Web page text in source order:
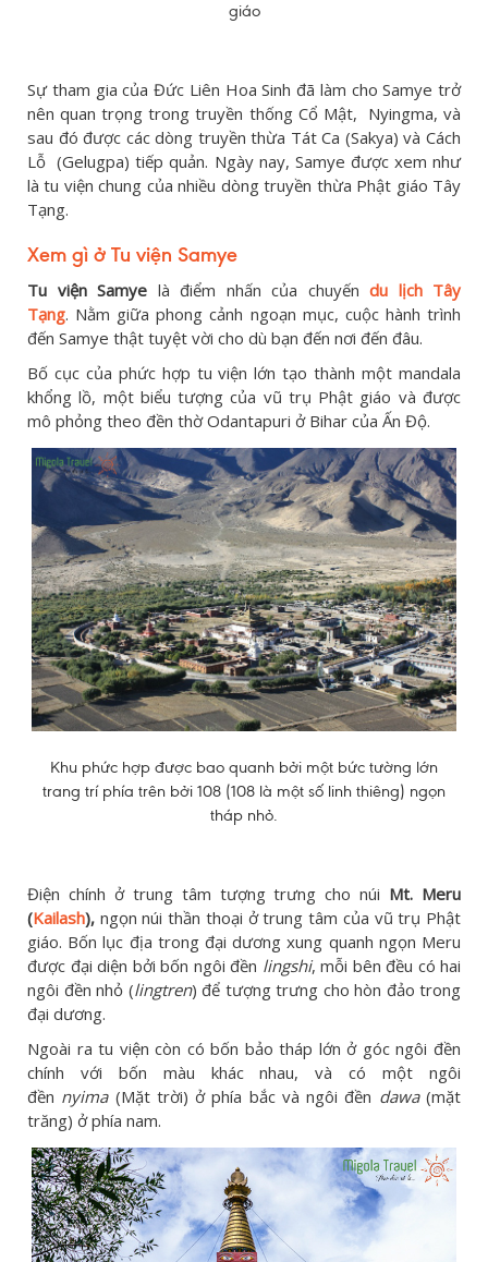
giáo
Sự tham gia của Đức Liên Hoa Sinh đã làm cho Samye trở
nên quan trọng trong truyền thống Cổ Mật, Nyingma, và
sau đó được các dòng truyền thừa Tát Ca (Sakya) và Cách
Lỗ (Gelugpa) tiếp quản. Ngày nay, Samye được xem như
là tu viện chung của nhiều dòng truyền thừa Phật giáo Tây
Tạng.
Xem gì ở Tu viện Samye
Tu viện Samye là điểm nhấn của chuyến du lịch Tây
Tạng. Nằm giữa phong cảnh ngoạn mục, cuộc hành trình
đến Samye thật tuyệt vời cho dù bạn đến nơi đến đâu.
Bố cục của phức hợp tu viện lớn tạo thành một mandala
khổng lồ, một biểu tượng của vũ trụ Phật giáo và được
mô phỏng theo đền thờ Odantapuri ở Bihar của Ấn Độ.
Khu phức hợp được bao quanh bởi một bức tường lớn
trang trí phía trên bởi 108 (108 là một số linh thiêng) ngọn
tháp nhỏ.
Điện chính ở trung tâm tượng trưng cho núi Mt. Meru
(Kailash), ngọn núi thần thoại ở trung tâm của vũ trụ Phật
giáo. Bốn lục địa trong đại dương xung quanh ngọn Meru
được đại diện bởi bốn ngôi đền lingshi, mỗi bên đều có hai
ngôi đền nhỏ (lingtren) để tượng trưng cho hòn đảo trong
đại dương.
Ngoài ra tu viện còn có bốn bảo tháp lớn ở góc ngôi đền
chính với bốn màu khác nhau, và có một ngôi
đền nyima(Mặt trời) ở phía bắc và ngôi đền dawa(mặt
trăng) ở phía nam.